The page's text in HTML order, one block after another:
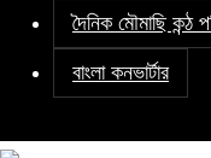
দৈনিক মৌমাছি কন্ঠ
বাংলা কনভার্টার